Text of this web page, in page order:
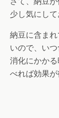
少し気にし
納豆に含ま
いので、いつ
消化にかか
べれば効果が